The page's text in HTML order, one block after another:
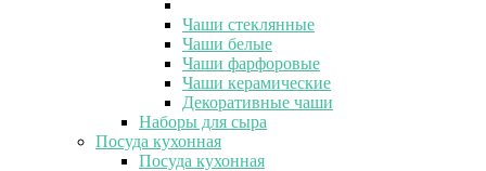
Чаши стеклянные
Чаши белые
Чаши фарфоровые
Чаши керамические
Декоративные чаши
Наборы для сыра
Посуда кухонная
Посуда кухонная